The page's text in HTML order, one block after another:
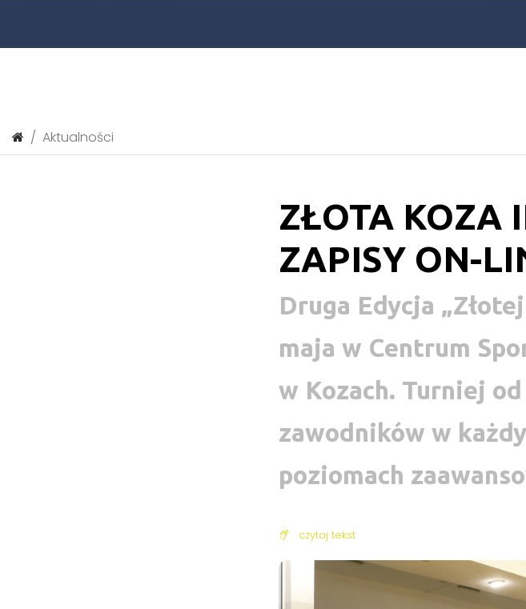
Aktualności
ZŁOTA KOZA
ZAPISY ON-
Druga Edycja
maja w Centrum
w Kozach. Turniej
zawodników w
poziomach
czytaj tekst